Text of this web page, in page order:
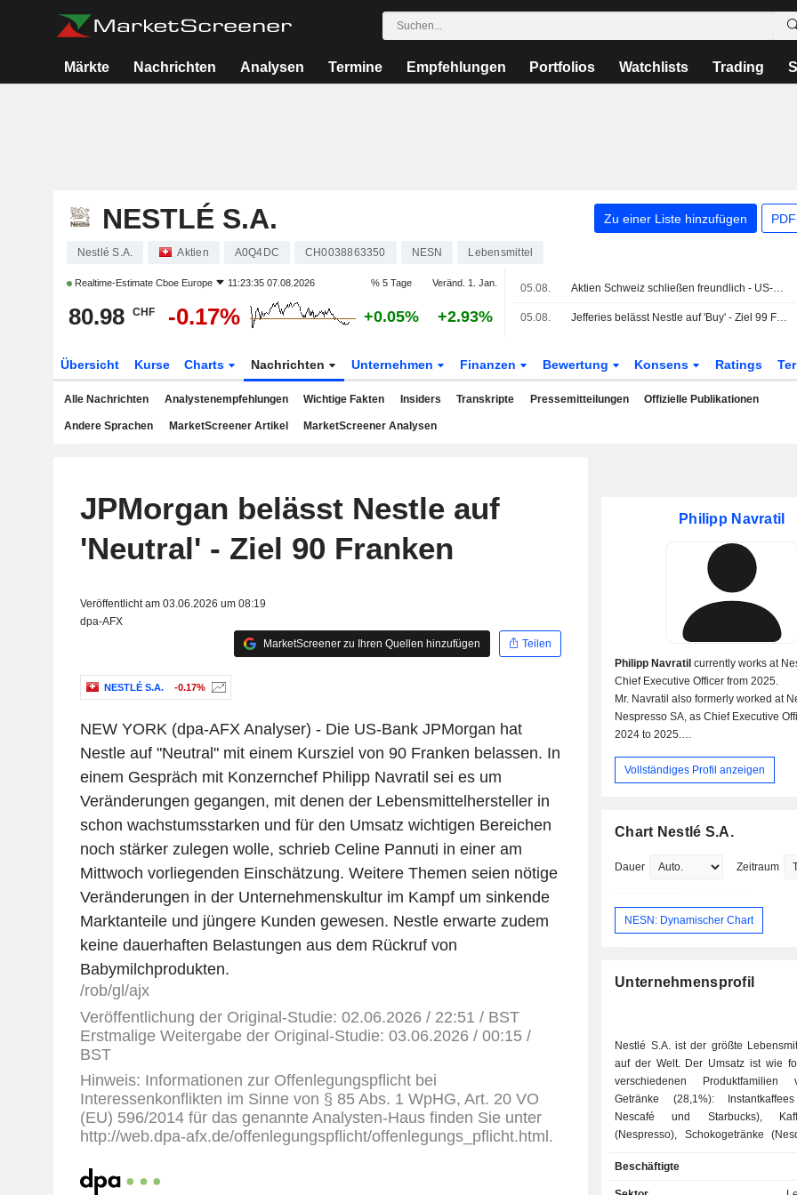
Märkte Nachrichten Analysen Termine Empfehlungen Portfolios Watchlists Trading
NESTLÉ S.A. Zu einer Liste hinzufügen
Nestlé S.A. Aktien A0Q4DC CH0038863350 NESN Lebensmittel
Realtime-Estimate Cboe Europe 11:23:35 07.08.2026 % 5 Tage Veränd. 1. Jan.
80.98 CHF -0.17% +0.05% +2.93%
05.08. Aktien Schweiz schließen freundlich - US-Vorgaben stützen
05.08. Jefferies belässt Nestle auf 'Buy' - Ziel 99 Franken
Übersicht Kurse Charts Nachrichten Unternehmen Finanzen Bewertung Konsens Ratings
Alle Nachrichten Analystenempfehlungen Wichtige Fakten Insiders Transkripte Pressemitteilungen Offizielle Publikationen
Andere Sprachen MarketScreener Artikel MarketScreener Analysen
JPMorgan belässt Nestle auf
'Neutral' - Ziel 90 Franken
Veröffentlicht am 03.06.2026 um 08:19
dpa-AFX
MarketScreener zu Ihren Quellen hinzufügen
Teilen
NESTLÉ S.A. -0.17%
NEW YORK (dpa-AFX Analyser) - Die US-Bank JPMorgan hat
Nestle auf "Neutral" mit einem Kursziel von 90 Franken belassen. In
einem Gespräch mit Konzernchef Philipp Navratil sei es um
Veränderungen gegangen, mit denen der Lebensmittelhersteller in
schon wachstumsstarken und für den Umsatz wichtigen Bereichen
noch stärker zulegen wolle, schrieb Celine Pannuti in einer am
Mittwoch vorliegenden Einschätzung. Weitere Themen seien nötige
Veränderungen in der Unternehmenskultur im Kampf um sinkende
Marktanteile und jüngere Kunden gewesen. Nestle erwarte zudem
keine dauerhaften Belastungen aus dem Rückruf von
Babymilchprodukten.
/rob/gl/ajx
Veröffentlichung der Original-Studie: 02.06.2026 / 22:51 / BST
Erstmalige Weitergabe der Original-Studie: 03.06.2026 / 00:15 /
BST
Hinweis: Informationen zur Offenlegungspflicht bei
Interessenkonflikten im Sinne von § 85 Abs. 1 WpHG, Art. 20 VO
(EU) 596/2014 für das genannte Analysten-Haus finden Sie unter
http://web.dpa-afx.de/offenlegungspflicht/offenlegungs_pflicht.html.
Philipp Navratil
Philipp Navratil currently works at
Chief Executive Officer from 2025.
Mr. Navratil also formerly worked at
Nespresso SA, as Chief Executive
2024 to 2025.
Admin degree from the University of
Vollständiges Profil anzeigen
Chart Nestlé S.A.
Dauer Zeitraum
NESN: Dynamischer Chart
Unternehmensprofil
Nestlé S.A. ist der größte
auf der Welt. Der Umsatz ist wie
verschiedenen Produktfamilien
Getränke (28,1%):
Nescafé und Starbucks),
(Nespresso), Schokogetränke
Haustierfutter (20,6%): Purina,
usw.; - pharmazeutische-, Ernährung- und
Beschäftigte